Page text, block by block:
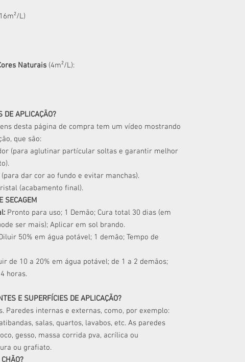
L)
Naturais (4m²/L):
DE APLICAÇÃO?
desta página de compra tem um vídeo mostrando
que são:
(para aglutinar partícular soltas e garantir melhor
dar cor ao fundo e evitar manchas).
(acabamento final).
SECAGEM
Pronto para uso; 1 Demão; Cura total 30 dias (em
ser mais); Aplicar em sol brando.
50% em água potável; 1 demão; Tempo de
de 10 a 20% em água potável; de 1 a 2 demãos;
horas.
E SUPERFÍCIES DE APLICAÇÃO?
Paredes internas e externas, como, por exemplo:
salas, quartos, lavabos, etc. As paredes
gesso, massa corrida pva, acrílica ou
ou grafiato.